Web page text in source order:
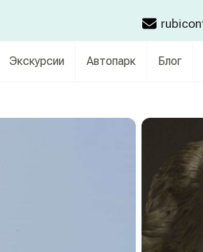
Экскурсии Автопарк Блог